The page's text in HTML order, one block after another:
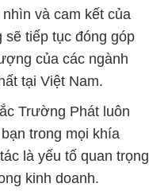
và cam kết của
sẽ tiếp tục đóng góp
của các ngành
tại Việt Nam.
Trường Phát luôn
trong mọi khía
là yếu tố quan trọng
kinh doanh.